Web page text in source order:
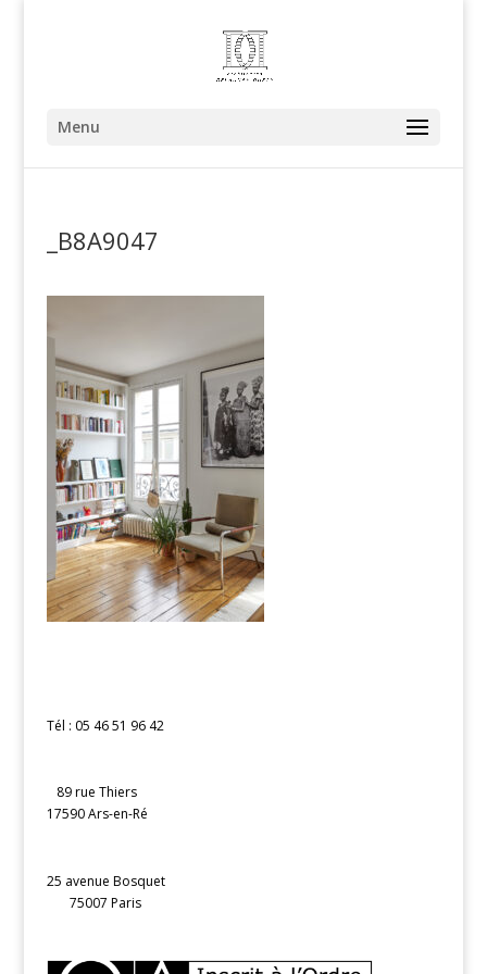
Menu
_B8A9047
Tél : 05 46 51 96 42
89 rue Thiers
17590 Ars-en-Ré
25 avenue Bosquet
75007 Paris